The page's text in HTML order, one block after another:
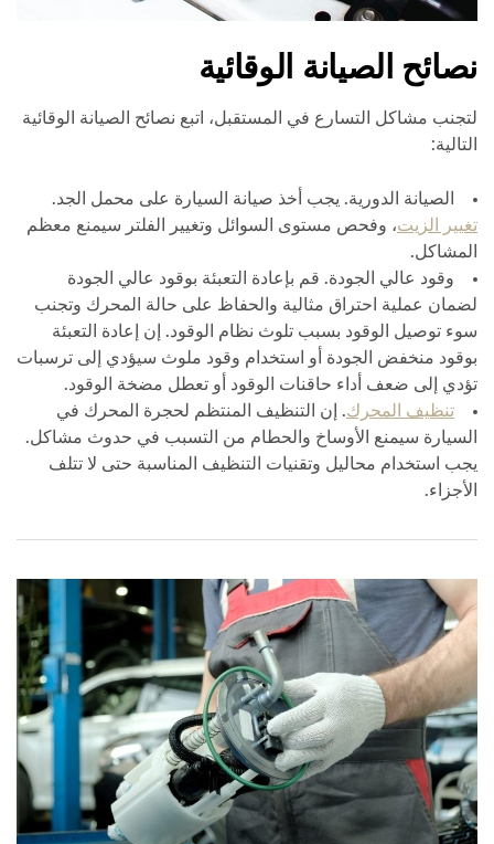
نصائح الصيانة الوقائية
لتجنب مشاكل التسارع في المستقبل، اتبع نصائح الصيانة الوقائية
التالية:
الصيانة الدورية. يجب أخذ صيانة السيارة على محمل الجد.
تغيير الزيت، وفحص مستوى السوائل وتغيير الفلتر سيمنع معظم
المشاكل.
وقود عالي الجودة. قم بإعادة التعبئة بوقود عالي الجودة
لضمان عملية احتراق مثالية والحفاظ على حالة المحرك وتجنب
سوء توصيل الوقود بسبب تلوث نظام الوقود. إن إعادة التعبئة
بوقود منخفض الجودة أو استخدام وقود ملوث سيؤدي إلى ترسبات
تؤدي إلى ضعف أداء حاقنات الوقود أو تعطل مضخة الوقود.
تنظيف المحرك. إن التنظيف المنتظم لحجرة المحرك في
السيارة سيمنع الأوساخ والحطام من التسبب في حدوث مشاكل.
يجب استخدام محاليل وتقنيات التنظيف المناسبة حتى لا تتلف
الأجزاء.